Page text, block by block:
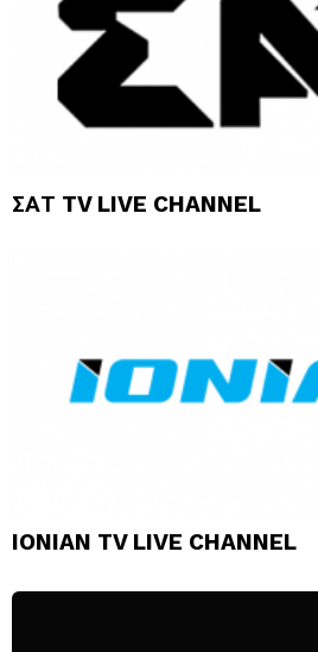
ΣΑΤ TV LIVE CHANNEL
IONIAN TV LIVE CHANNEL